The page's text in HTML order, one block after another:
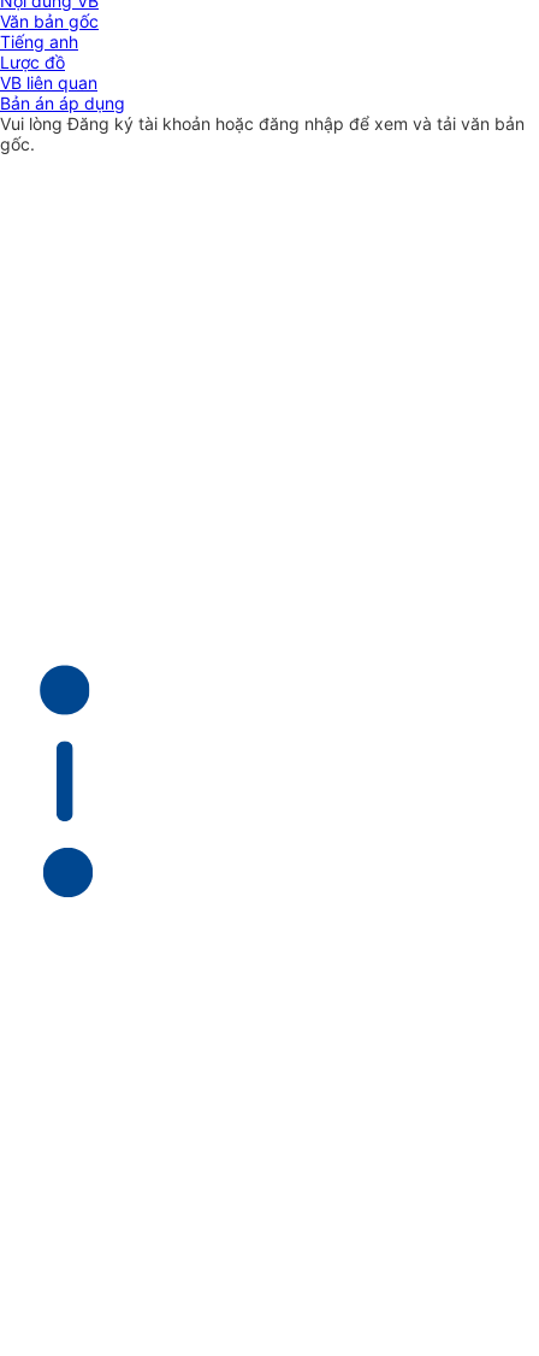
Văn bản gốc
Tiếng anh
Lược đồ
VB liên quan
Bản án áp dụng
Vui lòngĐăng ký tài khoản hoặc đăng nhập để xem và tải văn bản
gốc.